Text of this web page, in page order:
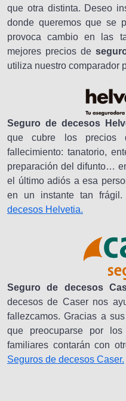
que otra distinta. Deseo
donde queremos que se
provoca cambio en las
mejores precios de
utiliza nuestro comparador
Seguro de decesos
que cubre los
fallecimiento: tanatorio,
preparación del difunto…
el último adiós a esa
en un instante tan frágil.
decesos Helvetia.
Seguro de decesos
decesos de Caser nos
fallezcamos. Gracias a
que preocuparse por
familiares contarán con
Seguros de decesos Caser.